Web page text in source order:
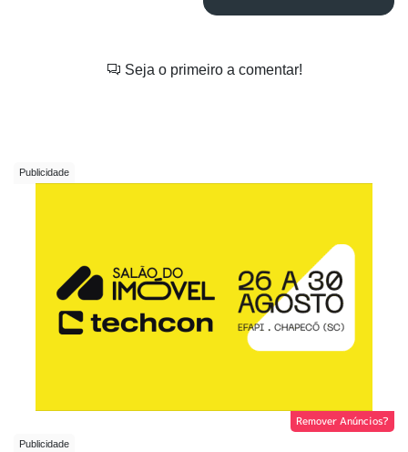
Seja o primeiro a comentar!
Remover Anúncios?